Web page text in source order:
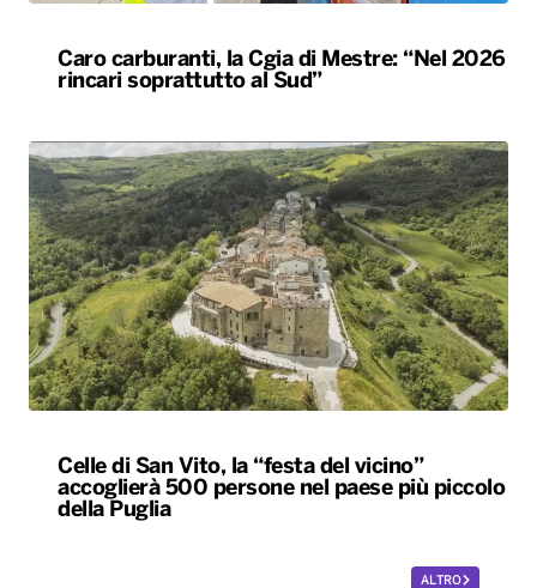
Caro carburanti, la Cgia di Mestre: “Nel 2026
rincari soprattutto al Sud”
Celle di San Vito, la “festa del vicino”
accoglierà 500 persone nel paese più piccolo
della Puglia
ALTRO